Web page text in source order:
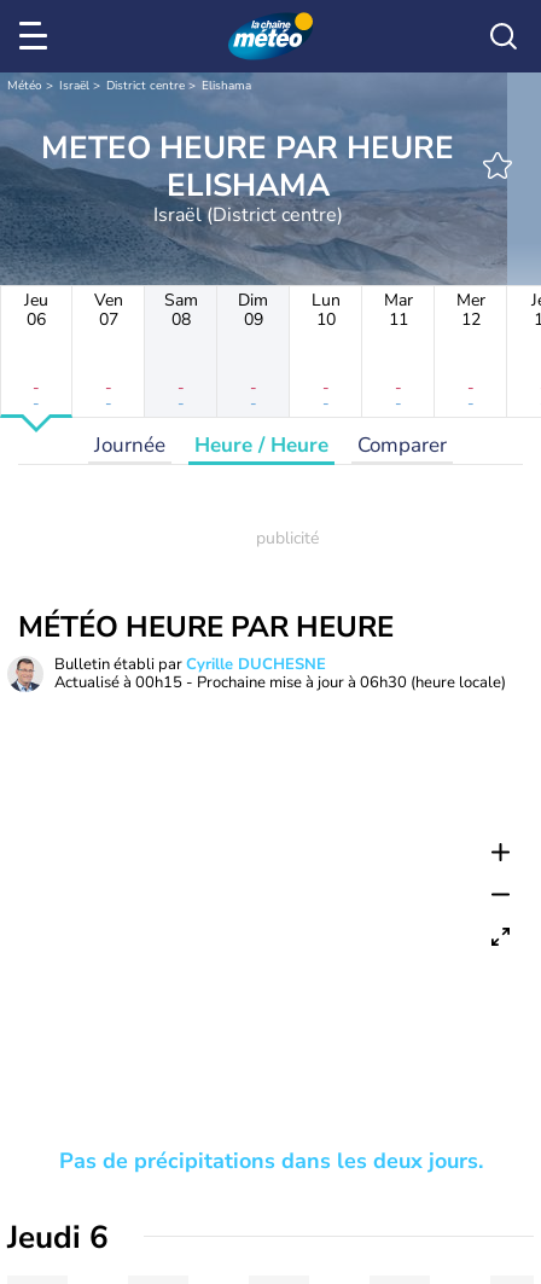
Météo Israël District centre Elishama
METEO HEURE PAR HEURE
ELISHAMA
Israël (District centre)
Jeu
06
-
-
Ven
07
-
-
Sam
08
-
-
Dim
09
-
-
Lun
10
-
-
Mar
11
-
-
Mer
12
-
-
Journée Heure / Heure Comparer
MÉTÉO HEURE PAR HEURE
Bulletin établi parCyrille DUCHESNE
Actualisé à 00h15 - Prochaine mise à jour à 06h30 (heure locale)
Pas de précipitations dans les deux jours.
Jeudi 6